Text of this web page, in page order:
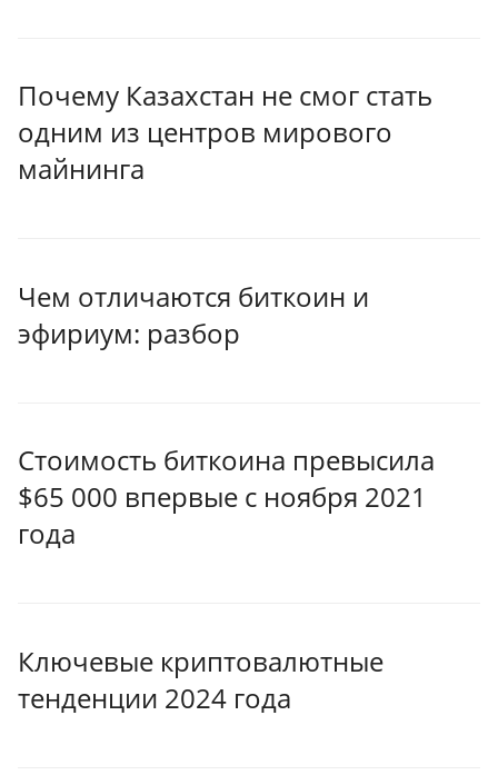
Почему Казахстан не смог стать
одним из центров мирового
майнинга
Чем отличаются биткоин и
эфириум: разбор
Стоимость биткоина превысила
$65 000 впервые с ноября 2021
года
Ключевые криптовалютные
тенденции 2024 года